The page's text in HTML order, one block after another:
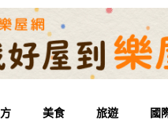
美食 旅遊 國